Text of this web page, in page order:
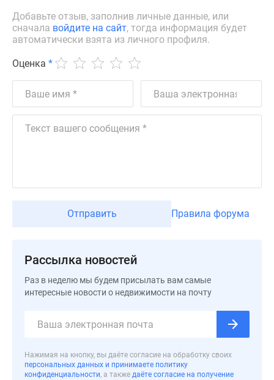
41%
360°
новостроек
Субсидированная
застройщиком
Rutube
Новостройки
класса
Новостройки
Траншевая
ипотека
Добавьте отзыв, заполнив личные данные, или
сначала войдите на сайт, тогда информация будет
автоматически взята из личного профиля.
Оценка *
Отправить Правила форума
Рассылка новостей
Раз в неделю мы будем присылать вам самые
интересные новости о недвижимости на почту
Нажимая на кнопку, вы даёте согласие на обработку своих
персональных данных и принимаете политику
конфиденциальности, а также даёте согласие на получение